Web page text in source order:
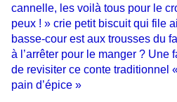
cannelle, les voilà tous pour le
peux ! » crie petit biscuit qui file
basse-cour est aux trousses du
à l’arrêter pour le manger ? Une
de revisiter ce conte traditionnel
pain d’épice »